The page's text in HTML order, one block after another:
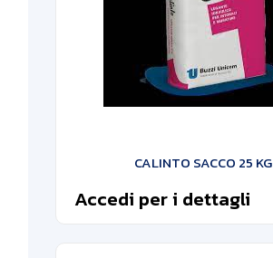
CALINTO SACCO 25 KG
Accedi per i dettagli